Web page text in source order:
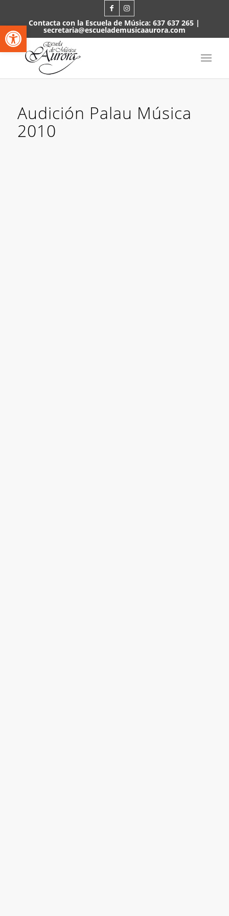
Contacta con la Escuela de Música:637 637 265 |
secretaria@escuelademusicaaurora.com
Audición Palau Música
2010
Abrir barra de herramientas